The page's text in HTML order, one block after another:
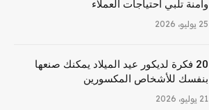
وآمنة تلبي احتياجات العملاء
25 يوليو، 2026
20 فكرة لديكور عيد الميلاد يمكنك صنعها
بنفسك للأشخاص المكسورين
21 يوليو، 2026